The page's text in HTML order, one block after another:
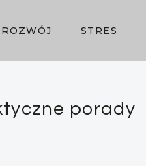
ROZWÓJ STRES
porady